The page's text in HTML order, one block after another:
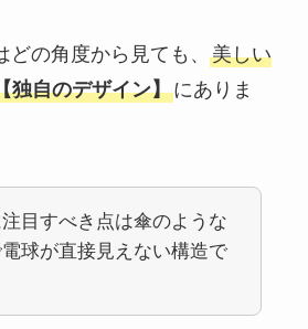
の角度から見ても、
美しい
独自のデザイン】にありま
注目すべき点は傘のような
球が直接見えない構造で